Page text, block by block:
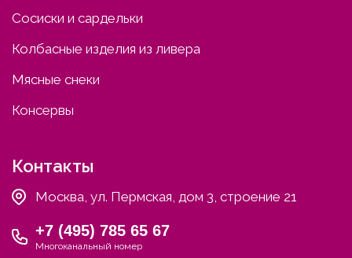
Сосиски и сардельки
Колбасные изделия из ливера
Мясные снеки
Консервы
Контакты
Москва, ул. Пермская, дом 3, строение 21
+7 (495) 785 65 67
Многоканальный номер